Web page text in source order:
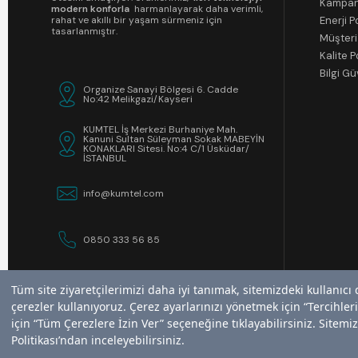
Tüm site ziyaretçilerimizi daha iyi tanımak, sitemizdeki
çerezler kullanıyoruz. Çerez ayarlarınızı yönetmek için
için “Tüm Çerezlere İzin Ver” seçeneğine tıklayabilirsiniz.
Politikası’ndan inceleyebilirsiniz.
Tüm site ziyaretçilerimizi daha iyi tanımak, sitemizdeki
çerezler kullanıyoruz. Çerez ayarlarınızı yönetmek için
için “Tüm Çerezlere İzin Ver” seçeneğine tıklayabilirsiniz.
Politikası’ndan inceleyebilirsiniz.
modern konforla harmanlayarak daha verimli,
rahat ve akıllı bir yaşam sürmeniz için
tasarlanmıştır.
Organize Sanayi Bölgesi 6. Cadde
No:42 Melikgazi/Kayseri
KUMTEL İş Merkezi Burhaniye Mah.
Kanuni Sultan Süleyman Sokak MABEYİN
KONAKLARI Sitesi. No:4 C/1 Üsküdar/
İSTANBUL
info@kumtel.com
0850 333 56 85
Enerji
Kalite
Bilgi
© 2026, KUMTEL Powered by YG Digital